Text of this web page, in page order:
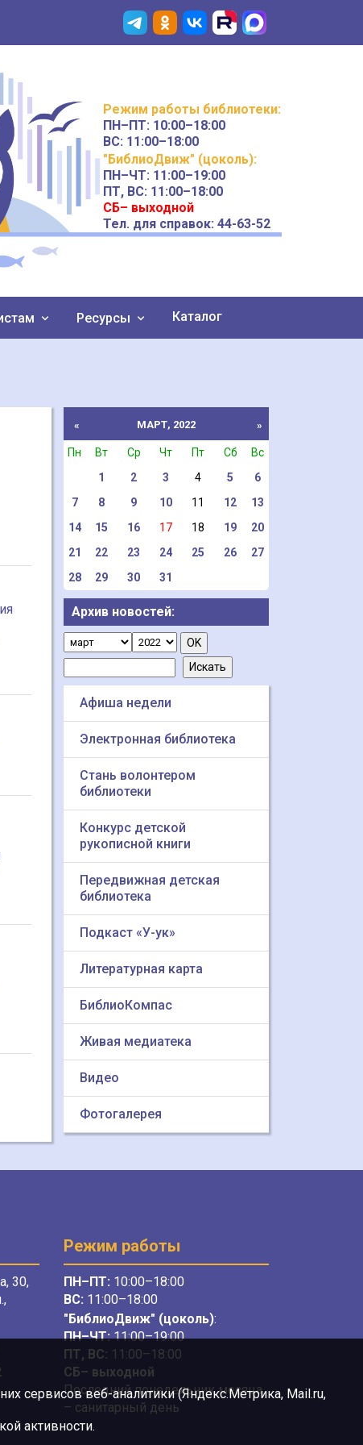
Режим работы библиотеки:
ПН–ПТ: 10:00–18:00
ВС: 11:00–18:00
"БиблиоДвиж" (цоколь):
ПН–ЧТ: 11:00–19:00
ПТ, ВС: 11:00–18:00
СБ– выходной
Тел. для справок: 44-63-52
Ресурсы Каталог
« МАРТ, 2022 »
Пн Вт Ср Чт Пт Сб
Вс
1
2 3 4 5
6
7
8 9 10 11 12
13
14
15 16 17 18 19
20
21
22 23 24 25 26
27
28
29 30 31
Архив новостей:
Афиша недели
Электронная библиотека
Стань волонтером
библиотеки
Конкурс детской
рукописной книги
Передвижная детская
библиотека
Подкаст «У-ук»
Литературная карта
БиблиоКомпас
Живая медиатека
Видео
Фотогалерея
30,
Режим работы
ПН–ПТ: 10:00–18:00
ВС: 11:00–18:00
"БиблиоДвиж" (цоколь):
ПН–ЧТ:11:00–19:00
ПТ, ВС: 11:00–18:00
СБ– выходной
Последний понедельник месяца
– санитарный день
сервисов веб-аналитики (Яндекс.Метрика, Mail.ru,
активности.